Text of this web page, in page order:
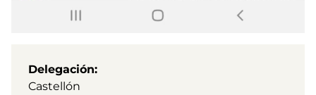
Delegación
Castellón